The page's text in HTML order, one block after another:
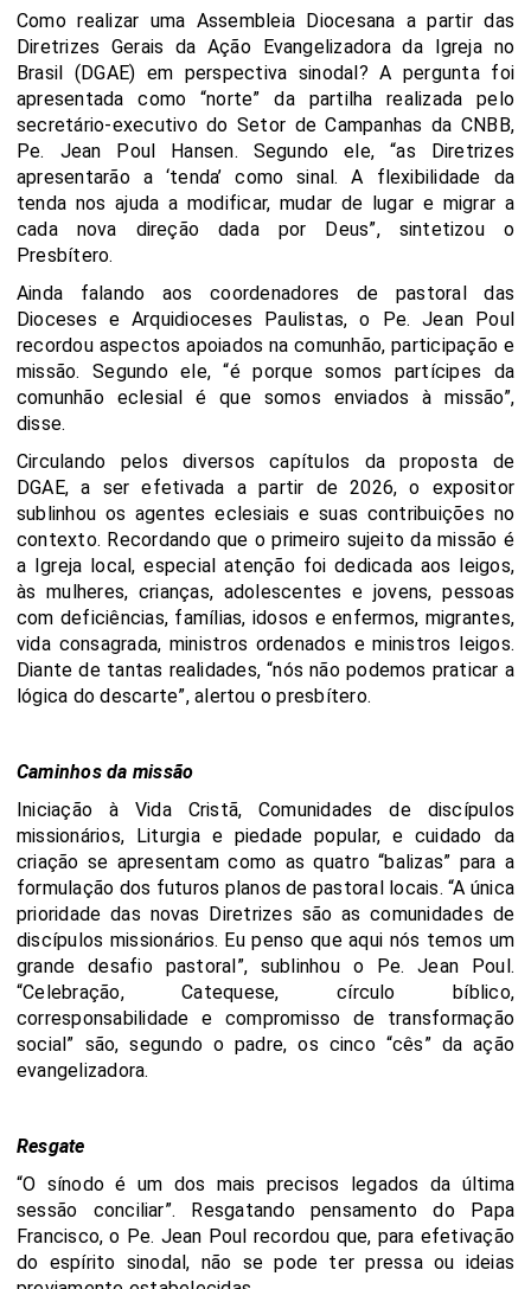
Como realizar uma Assembleia Diocesana a partir das
Diretrizes Gerais da Ação Evangelizadora da Igreja no
Brasil (DGAE) em perspectiva sinodal? A pergunta foi
apresentada como “norte” da partilha realizada pelo
secretário-executivo do Setor de Campanhas da CNBB,
Pe. Jean Poul Hansen. Segundo ele, “as Diretrizes
apresentarão a ‘tenda’ como sinal. A flexibilidade da
tenda nos ajuda a modificar, mudar de lugar e migrar a
cada nova direção dada por Deus”, sintetizou o
Presbítero.
Ainda falando aos coordenadores de pastoral das
Dioceses e Arquidioceses Paulistas, o Pe. Jean Poul
recordou aspectos apoiados na comunhão, participação e
missão. Segundo ele, “é porque somos partícipes da
comunhão eclesial é que somos enviados à missão”,
disse.
Circulando pelos diversos capítulos da proposta de
DGAE, a ser efetivada a partir de 2026, o expositor
sublinhou os agentes eclesiais e suas contribuições no
contexto. Recordando que o primeiro sujeito da missão é
a Igreja local, especial atenção foi dedicada aos leigos,
às mulheres, crianças, adolescentes e jovens, pessoas
com deficiências, famílias, idosos e enfermos, migrantes,
vida consagrada, ministros ordenados e ministros leigos.
Diante de tantas realidades, “nós não podemos praticar a
lógica do descarte”, alertou o presbítero.
Caminhos da missão
Iniciação à Vida Cristã, Comunidades de discípulos
missionários, Liturgia e piedade popular, e cuidado da
criação se apresentam como as quatro “balizas” para a
formulação dos futuros planos de pastoral locais. “A única
prioridade das novas Diretrizes são as comunidades de
discípulos missionários. Eu penso que aqui nós temos um
grande desafio pastoral”, sublinhou o Pe. Jean Poul.
“Celebração, Catequese, círculo bíblico,
corresponsabilidade e compromisso de transformação
social” são, segundo o padre, os cinco “cês” da ação
evangelizadora.
Resgate
“O sínodo é um dos mais precisos legados da última
sessão conciliar”. Resgatando pensamento do Papa
Francisco, o Pe. Jean Poul recordou que, para efetivação
do espírito sinodal, não se pode ter pressa ou ideias